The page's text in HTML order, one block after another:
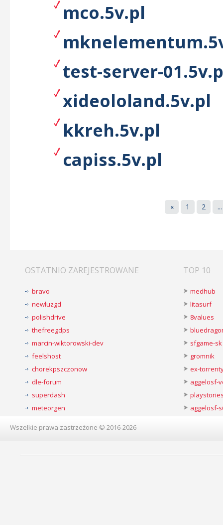
mco.5v.pl
test-server-
xideololand.5v.pl
kkreh.5v.pl
capiss.5v.pl
« 1 2 ...
OSTATNIO ZAREJESTROWANE
bravo
newluzgd
polishdrive
thefreegdps
marcin-wiktorowski-dev
feelshost
chorekpszczonow
dle-forum
superdash
meteorgen
TOP 10
medhub
litasurf
8values
sfgame-sk
gromnik
ex-
aggelosf-
aggelosf-
Wszelkie prawa zastrzeżone © 2016-2026